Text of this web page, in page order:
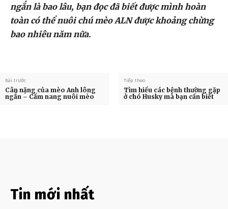
ngắn là bao lâu, bạn đọc đã biết được mình hoàn
toàn có thể nuôi chú mèo ALN được khoảng chừng
bao nhiêu năm nữa.
Bài trước
Cân nặng của mèo Anh lông
ngắn – Cẩm nang nuôi mèo
Tiếp theo
Tìm hiểu các bệnh thường gặp
ở chó Husky mà bạn cần biết
Tin mới nhất